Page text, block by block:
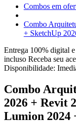
Combos em
Combo
+ SketchUp
Entrega 100% digital
incluso Receba seu
Disponibilidade:
Combo
2026 + Revit
Lumion 2024